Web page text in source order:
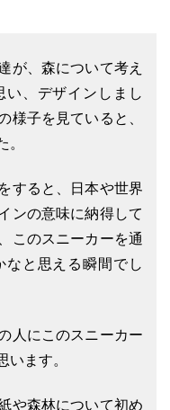
が、森について考え
い、デザインしまし
様子を見ていると、
。
すると、日本や世界
ンの意味に納得して
このスニーカーを通
なと思える瞬間でし
人にこのスニーカー
います。
や森林について初め